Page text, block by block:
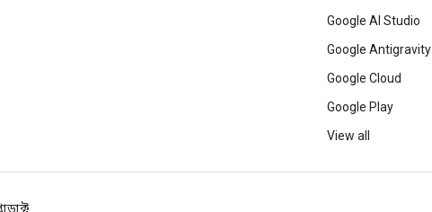
Google AI Studio
Google Antigravity
Google Cloud
Google Play
View all